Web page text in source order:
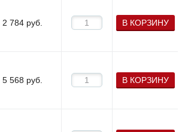
2 784 руб. В КОРЗИНУ
5 568 руб. В КОРЗИНУ